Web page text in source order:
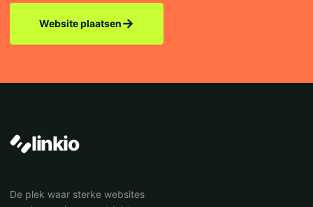
Website plaatsen→
linkio
De plek waar sterke websites